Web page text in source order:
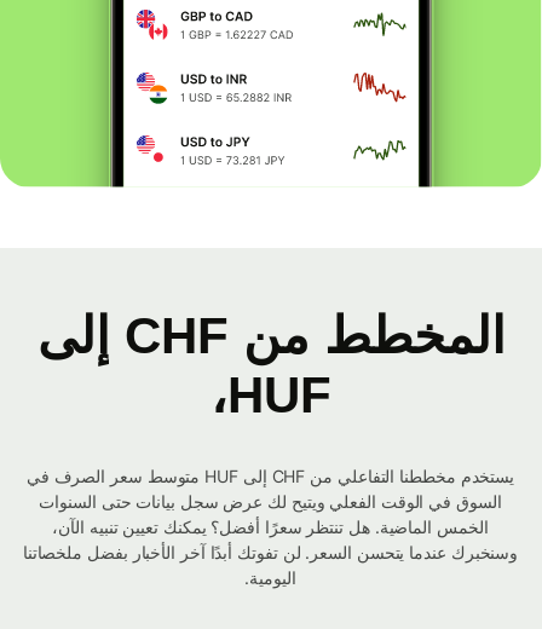
المخطط من CHF إلى
HUF،
يستخدم مخططنا التفاعلي من CHF إلى HUF متوسط ​​سعر الصرف في
السوق في الوقت الفعلي ويتيح لك عرض سجل بيانات حتى السنوات
الخمس الماضية. هل تنتظر سعرًا أفضل؟ يمكنك تعيين تنبيه الآن،
وسنخبرك عندما يتحسن السعر. لن تفوتك أبدًا آخر الأخبار بفضل ملخصاتنا
اليومية.